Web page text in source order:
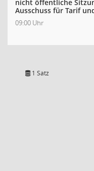
nicht öffentliche
Ausschuss für Tarif
09:00 Uhr
1 Satz